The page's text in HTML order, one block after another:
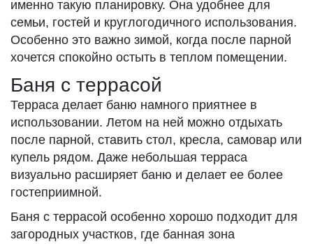
именно такую планировку. Она удобнее для
семьи, гостей и круглогодичного использования.
Особенно это важно зимой, когда после парной
хочется спокойно остыть в теплом помещении.
Баня с террасой
Терраса делает баню намного приятнее в
использовании. Летом на ней можно отдыхать
после парной, ставить стол, кресла, самовар или
купель рядом. Даже небольшая терраса
визуально расширяет баню и делает ее более
гостеприимной.
Баня с террасой особенно хорошо подходит для
загородных участков, где банная зона